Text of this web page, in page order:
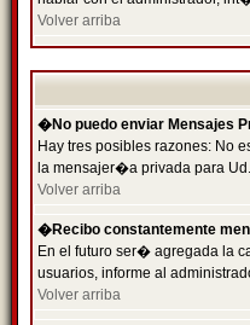
Volver arriba
�No puedo enviar Mensajes
Hay tres posibles razones: No
la mensajer�a privada para
Volver arriba
�Recibo constantemente
En el futuro ser� agregada la
usuarios, informe al
Volver arriba